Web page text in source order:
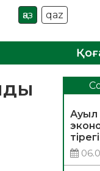
қаз qaz
Ауыл
тірегі